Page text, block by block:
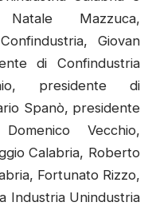
Natale Mazzuca,
Giovan
di Confindustria
presidente di
Spanò, presidente
Vecchio,
Calabria, Roberto
Fortunato Rizzo,
Industria Unindustria